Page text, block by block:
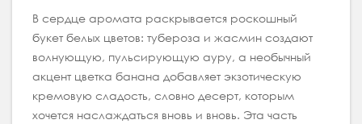
В сердце аромата раскрывается роскошный
букет белых цветов: тубероза и жасмин создают
волнующую, пульсирующую ауру, а необычный
акцент цветка банана добавляет экзотическую
кремовую сладость, словно десерт, которым
хочется наслаждаться вновь и вновь. Эта часть